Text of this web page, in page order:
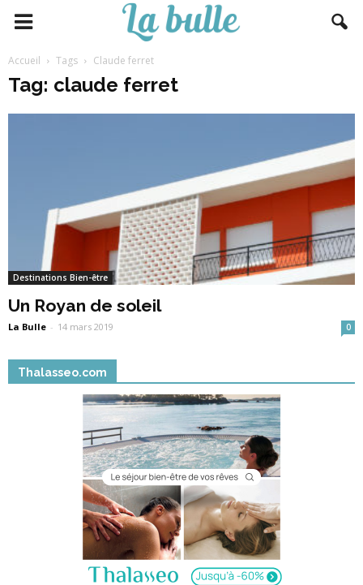
Accueil Tags Claude ferret
Tag: claude ferret
Destinations Bien-être
Un Royan de soleil
La Bulle - 14 mars 2019 0
Thalasseo.com